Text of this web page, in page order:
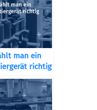
man ein
richtig